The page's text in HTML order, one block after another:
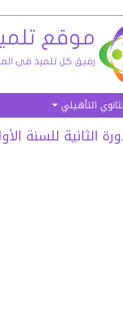
التأهيلي
للسنة الأولى